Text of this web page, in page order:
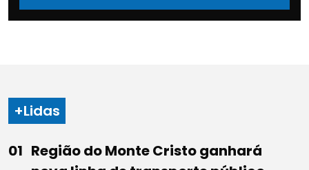
+Lidas
Região do Monte Cristo ganhará